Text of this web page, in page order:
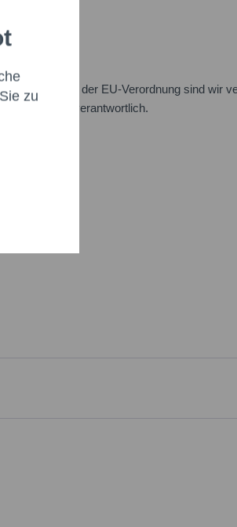
Im Rahmen der EU-Verordnung sind wir
Produkten verantwortlich.
zu